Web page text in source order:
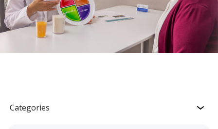
Categories